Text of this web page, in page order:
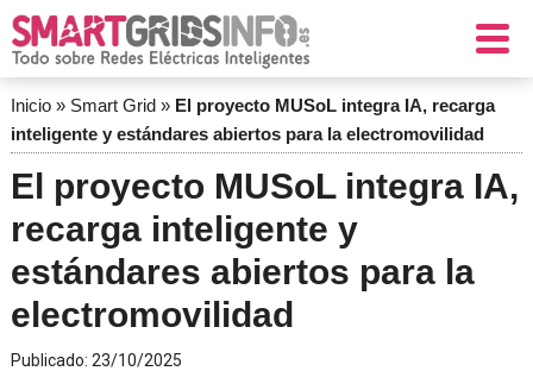
Inicio» Smart Grid» El proyecto MUSoL integra IA, recarga
inteligente y estándares abiertos para la electromovilidad
El proyecto MUSoL integra IA,
recarga inteligente y
estándares abiertos para la
electromovilidad
Publicado: 23/10/2025